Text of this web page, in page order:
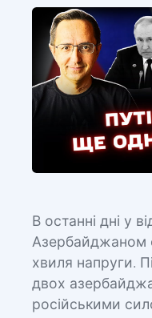
В останні дні у
Азербайджаном
хвиля напруги.
двох
російськими